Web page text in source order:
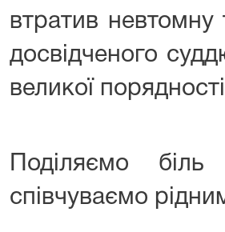
втратив невтомну
досвідченого
великої
Поділяємо
співчуваємо